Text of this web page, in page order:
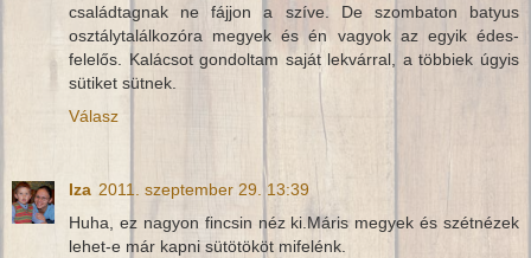
családtagnak ne fájjon a szíve. De szombaton batyus
osztálytalálkozóra megyek és én vagyok az egyik édes-
felelős. Kalácsot gondoltam saját lekvárral, a többiek úgyis
sütiket sütnek.
Válasz
Iza 2011. szeptember 29. 13:39
Huha, ez nagyon fincsin néz ki.Máris megyek és szétnézek
lehet-e már kapni sütötököt mifelénk.